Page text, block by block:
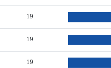
19
19
19